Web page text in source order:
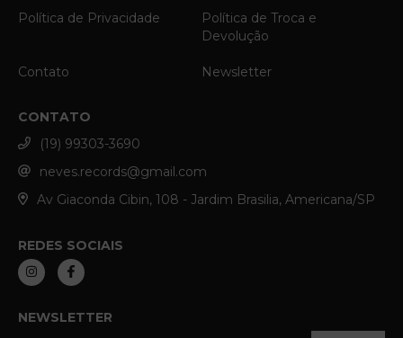
Política de Privacidade
Política de Troca e
Devolução
Contato Newsletter
CONTATO
(19) 99303-3690
neves.records@gmail.com
Av Giaconda Cibin, 108 - Jardim Brasilia, Americana/SP
REDES SOCIAIS
NEWSLETTER